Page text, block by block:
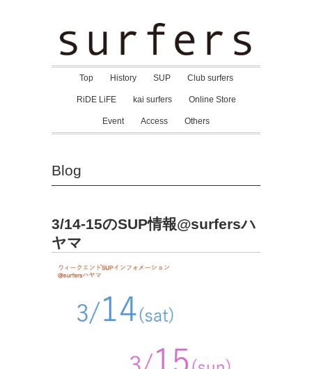
Top History SUP Club surfers
RiDE LiFE kai surfers Online Store
Event Access Others
Blog
3/14-15のSUP情報@surfersハ
ヤマ